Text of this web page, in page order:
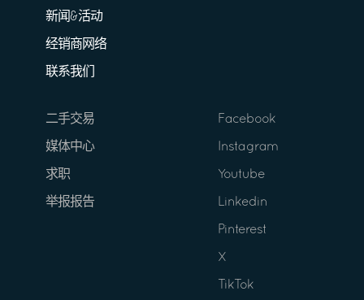
新闻&活动
经销商网络
联系我们
二手交易
媒体中心
求职
举报报告
Facebook
Instagram
Youtube
Linkedin
Pinterest
X
TikTok